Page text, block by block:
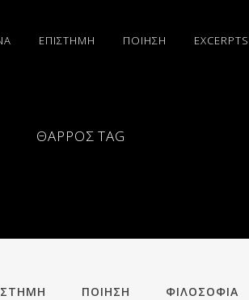
ΕΠΙΣΤΗΜΗ ΠΟΙΗΣΗ EXCERPTS
ΘΆΡΡΟΣ TAG
ΠΟΙΗΣΗ ΦΙΛΟΣΟΦΙΑ